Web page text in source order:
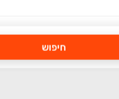
חיפוש